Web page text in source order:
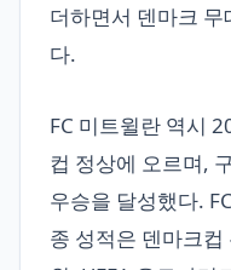
더하면서 덴마크
다.
FC 미트윌란 역시
컵 정상에 오르며,
우승을 달성했다.
종 성적은 덴마크